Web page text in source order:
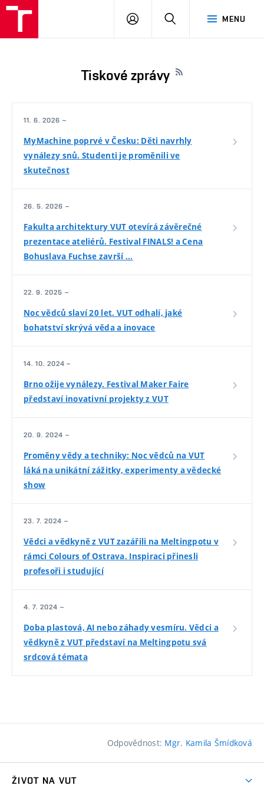
MENU
PŘIHLÁSIT
Tiskové zprávy
11. 6. 2026 –
MyMachine poprvé v Česku: Děti navrhly
vynálezy snů. Studenti je proměnili ve
skutečnost
26. 5. 2026 –
Fakulta architektury VUT otevírá závěrečné
prezentace ateliérů. Festival FINALS! a Cena
Bohuslava Fuchse završí ...
22. 9. 2025 –
Noc vědců slaví 20 let. VUT odhalí, jaké
bohatství skrývá věda a inovace
14. 10. 2024 –
Brno ožije vynálezy. Festival Maker Faire
představí inovativní projekty z VUT
20. 9. 2024 –
Proměny vědy a techniky: Noc vědců na VUT
láká na unikátní zážitky, experimenty a vědecké
show
23. 7. 2024 –
Vědci a vědkyně z VUT zazářili na Meltingpotu v
rámci Colours of Ostrava. Inspiraci přinesli
profesoři i studující
4. 7. 2024 –
Doba plastová, AI nebo záhady vesmíru. Vědci a
vědkyně z VUT představí na Meltingpotu svá
srdcová témata
Odpovědnost: Mgr. Kamila Šmídková
ŽIVOT NA VUT